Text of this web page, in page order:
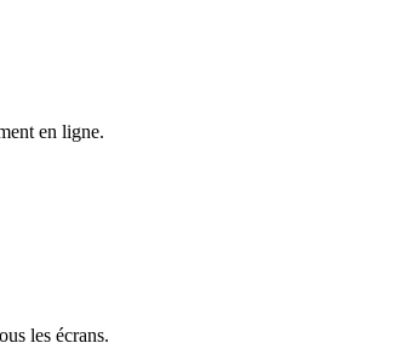
en ligne.
les écrans.